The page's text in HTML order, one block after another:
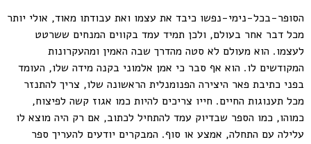
הסופר-בכל-נימי-נפשו כיבד את עצמו ואת עבודתו מאוד, אולי יותר
מכל דבר אחר בעולם, ולכן תמיד עמד בקווים המנחים ששרטט
לעצמו. הוא מעולם לא סטה מהדרך שבה האמין ומהעקרונות
המקודשים לו. הוא אף סבר כי אמן אלמוני בקנה מידה שלו, העומד
בפני כתיבת פאר היצירה הפנומנלית הראשונה שלו, צריך להתנזר
מכל תענוגות החיים. חייו צריכים להיות כמו אגוז קשה לפיצוח,
כמוהו, כמו הספר שבדיוק עמד להתחיל לכתוב, אם רק היה מוצא לו
עלילה עם התחלה, אמצע או סוף. המבקרים יודעים להעריך ספר